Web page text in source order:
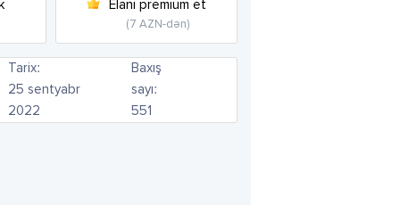
Elanı premium et
(7 AZN-dən)
Tarix:
25 sentyabr
2022
Baxış
sayı:
551